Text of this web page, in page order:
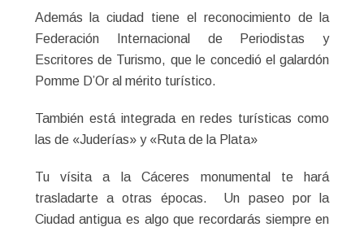
Además la ciudad tiene el reconocimiento de la
Federación Internacional de Periodistas y
Escritores de Turismo, que le concedió el galardón
Pomme D’Or al mérito turístico.
También está integrada en redes turísticas como
las de «Juderías» y «Ruta de la Plata»
Tu vísita a la Cáceres monumental te hará
trasladarte a otras épocas. Un paseo por la
Ciudad antigua es algo que recordarás siempre en